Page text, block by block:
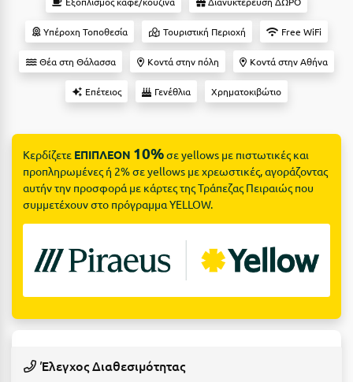
Βραχάτι Κορινθίας
Βυτίνα
Γλυφάδα
Γρεβενά
Γύθειο
Δες όλες τις προσφορές
Δες όλα τα πακέτα διακοπών
Υπέροχη Τοποθεσία Τουριστική Περιοχή Free WiFi
Θέα στη Θάλασσα Κοντά στην πόλη Κοντά στην Αθήνα
Επέτειος Γενέθλια Χρηματοκιβώτιο
Κερδίζετε ΕΠΙΠΛΕΟΝ 10%σε yellows με πιστωτικές και
προπληρωμένες ή 2% σε yellows με χρεωστικές, αγοράζοντας
αυτήν την προσφορά με κάρτες της Τράπεζας Πειραιώς που
συμμετέχουν στο πρόγραμμα YELLOW.
Έλεγχος Διαθεσιμότητας